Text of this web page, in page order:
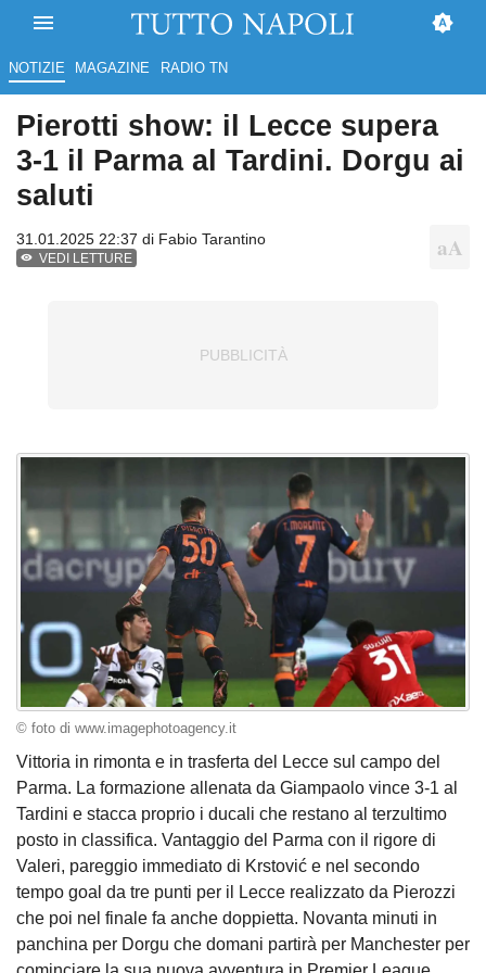
NOTIZIE MAGAZINE RADIO TN
Pierotti show: il Lecce supera
3-1 il Parma al Tardini. Dorgu ai
saluti
31.01.2025 22:37 di Fabio Tarantino
VEDI LETTURE
© foto di www.imagephotoagency.it
Vittoria in rimonta e in trasferta del Lecce sul campo del
Parma. La formazione allenata da Giampaolo vince 3-1 al
Tardini e stacca proprio i ducali che restano al terzultimo
posto in classifica. Vantaggio del Parma con il rigore di
Valeri, pareggio immediato di Krstović e nel secondo
tempo goal da tre punti per il Lecce realizzato da Pierozzi
che poi nel finale fa anche doppietta. Novanta minuti in
panchina per Dorgu che domani partirà per Manchester per